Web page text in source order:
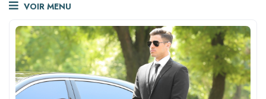
VOIR MENU